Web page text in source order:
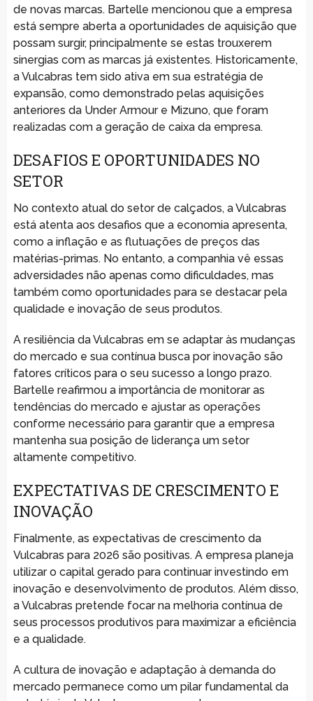
de novas marcas. Bartelle mencionou que a empresa
está sempre aberta a oportunidades de aquisição que
possam surgir, principalmente se estas trouxerem
sinergias com as marcas já existentes. Historicamente,
a Vulcabras tem sido ativa em sua estratégia de
expansão, como demonstrado pelas aquisições
anteriores da Under Armour e Mizuno, que foram
realizadas com a geração de caixa da empresa.
DESAFIOS E OPORTUNIDADES NO
SETOR
No contexto atual do setor de calçados, a Vulcabras
está atenta aos desafios que a economia apresenta,
como a inflação e as flutuações de preços das
matérias-primas. No entanto, a companhia vê essas
adversidades não apenas como dificuldades, mas
também como oportunidades para se destacar pela
qualidade e inovação de seus produtos.
A resiliência da Vulcabras em se adaptar às mudanças
do mercado e sua contínua busca por inovação são
fatores críticos para o seu sucesso a longo prazo.
Bartelle reafirmou a importância de monitorar as
tendências do mercado e ajustar as operações
conforme necessário para garantir que a empresa
mantenha sua posição de liderança um setor
altamente competitivo.
EXPECTATIVAS DE CRESCIMENTO E
INOVAÇÃO
Finalmente, as expectativas de crescimento da
Vulcabras para 2026 são positivas. A empresa planeja
utilizar o capital gerado para continuar investindo em
inovação e desenvolvimento de produtos. Além disso,
a Vulcabras pretende focar na melhoria contínua de
seus processos produtivos para maximizar a eficiência
e a qualidade.
A cultura de inovação e adaptação à demanda do
mercado permanece como um pilar fundamental da